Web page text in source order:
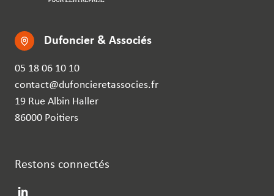
Dufoncier & Associés
05 18 06 10 10
contact@dufoncieretassocies.fr
19 Rue Albin Haller
86000 Poitiers
Restons connectés